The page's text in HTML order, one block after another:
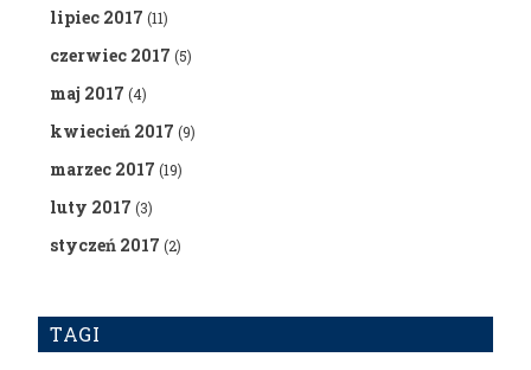
lipiec 2017 (11)
czerwiec 2017 (5)
maj 2017 (4)
kwiecień 2017 (9)
marzec 2017 (19)
luty 2017 (3)
styczeń 2017 (2)
TAGI